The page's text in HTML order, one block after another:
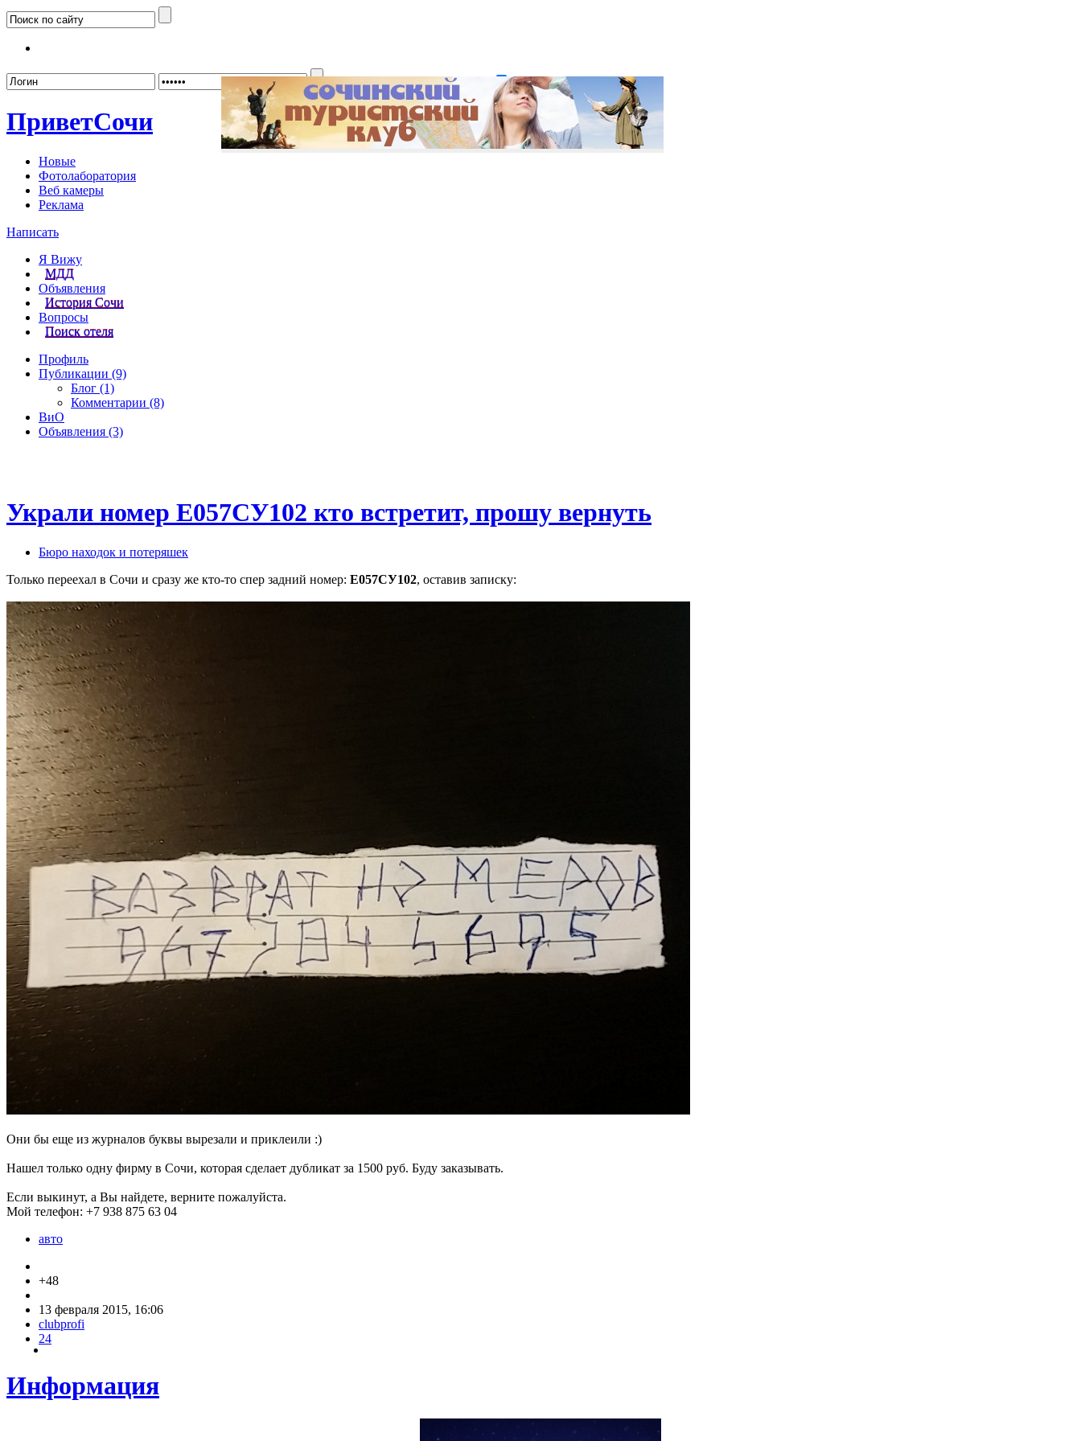
Забыли пароль? Регистрация
ПриветСочи
Новые
Фотолаборатория
Веб камеры
Реклама
Написать
Я Вижу
МДД
Объявления
История Сочи
Вопросы
Поиск отеля
Профиль
Публикации (9)
Блог (1)
Комментарии (8)
ВиО
Объявления (3)
Украли номер Е057СУ102 кто встретит, прошу вернуть
Бюро находок и потеряшек
Только переехал в Сочи и сразу же кто-то спер задний номер: Е057СУ102, оставив записку:
Они бы еще из журналов буквы вырезали и приклеили :)
Нашел только одну фирму в Сочи, которая сделает дубликат за 1500 руб. Буду заказывать.
Если выкинут, а Вы найдете, верните пожалуйста.
Мой телефон: +7 938 875 63 04
авто
+48
13 февраля 2015, 16:06
clubprofi
24
Информация